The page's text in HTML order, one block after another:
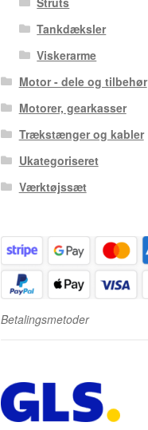
Tankdæksler
Viskerarme
Motor - dele og tilbehør
Motorer, gearkasser
Trækstænger og kabler
Ukategoriseret
Værktøjssæt
Betalingsmetoder